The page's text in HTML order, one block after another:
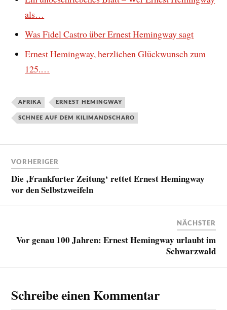
als…
Was Fidel Castro über Ernest Hemingway sagt
Ernest Hemingway, herzlichen Glückwunsch zum
125.…
AFRIKA ERNEST HEMINGWAY
SCHNEE AUF DEM KILIMANDSCHARO
VORHERIGER
Die ‚Frankfurter Zeitung‘ rettet Ernest Hemingway
vor den Selbstzweifeln
NÄCHSTER
Vor genau 100 Jahren: Ernest Hemingway urlaubt im
Schwarzwald
Schreibe einen Kommentar